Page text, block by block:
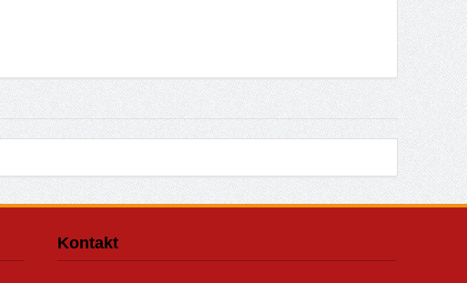
Kontakt